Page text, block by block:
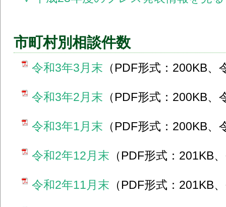
市町村別相談件数
令和3年3月末 （PDF形式：200KB
令和3年2月末 （PDF形式：200KB
令和3年1月末 （PDF形式：200KB
令和2年12月末 （PDF形式：201KB
令和2年11月末 （PDF形式：201KB